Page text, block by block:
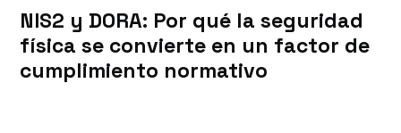
NIS2 y DORA: Por qué la seguridad
física se convierte en un factor de
cumplimiento normativo